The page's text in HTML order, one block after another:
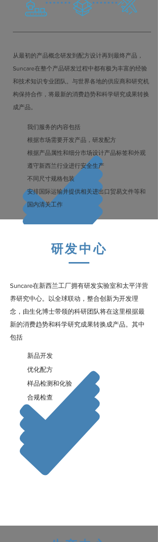
我们服务的内容包括
根据市场需要开发产品，研发配方
根据产品属性和细分市场设计产品标签和外观
遵守新西兰行业进行安全生产
不同尺寸规格包装
安排国际运输并提供相关进出口贸易文件等和
国内清关工作
从最初的产品概念研发到配方设计再到最终产品，
Suncare在整个产品研发过程中都有极为丰富的经验
和技术知识专业团队。与世界各地的供应商和研究机
构保持合作，将最新的消费趋势和科学研究成果转换
成产品。
研发中心
Suncare在新西兰工厂拥有研发实验室和太平洋营
养研究中心。以全球联动，整合创新为开发理
念，由生化博士带领的科研团队将在这里根据最
新的消费趋势和科学研究成果转换成产品。其中
包括
新品开发
优化配方
样品检测和化验
合规检查